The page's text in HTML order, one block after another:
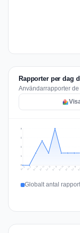
Rapporter per dag
Användarrapporter
1
2
2
3
Jul 8 Jul 9 Jul 10 Jul 11 Jul 12 Jul 13 Jul 14 Jul 15 Jul 16
Globalt antal